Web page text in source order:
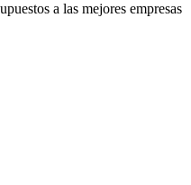
a las mejores empresas